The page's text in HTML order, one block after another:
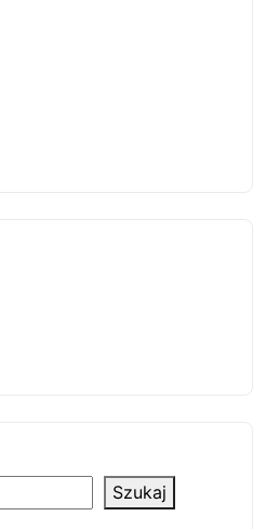
Szukaj